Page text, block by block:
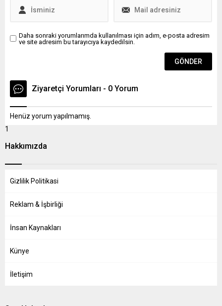
online olarak kontrol etmeye
oluşturdu. Mardin’e
Daha sonraki yorumlarımda kullanılması için adım, e-posta adresim
ve site adresim bu tarayıcıya kaydedilsin.
Ziyaretçi Yorumları - 0 Yorum
Henüz yorum yapılmamış.
1
Hakkımızda
Gizlilik Politikasi
Reklam & İşbirliği
İnsan Kaynakları
Künye
İletişim